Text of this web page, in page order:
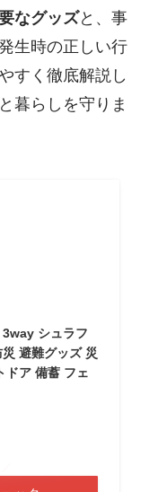
なグッズと、事
生時の正しい行
すく徹底解説し
暮らしを守りま
シュラフ
避難グッズ 災
ドア 備蓄 フェ